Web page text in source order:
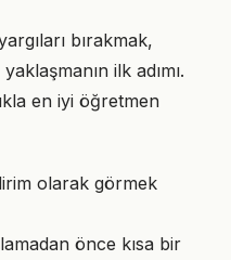
bırakmak,
ilk adımı.
en iyi öğretmen
olarak görmek
önce kısa bir